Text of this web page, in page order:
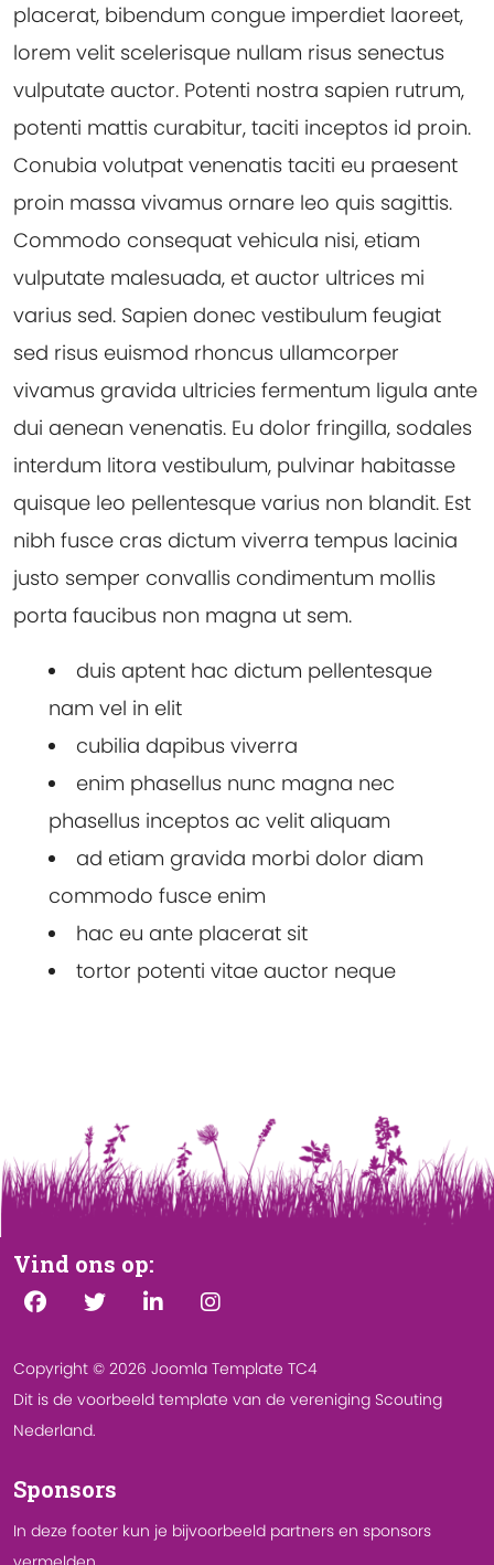
placerat, bibendum congue imperdiet laoreet,
lorem velit scelerisque nullam risus senectus
vulputate auctor. Potenti nostra sapien rutrum,
potenti mattis curabitur, taciti inceptos id proin.
Conubia volutpat venenatis taciti eu praesent
proin massa vivamus ornare leo quis sagittis.
Commodo consequat vehicula nisi, etiam
vulputate malesuada, et auctor ultrices mi
varius sed. Sapien donec vestibulum feugiat
sed risus euismod rhoncus ullamcorper
vivamus gravida ultricies fermentum ligula ante
dui aenean venenatis. Eu dolor fringilla, sodales
interdum litora vestibulum, pulvinar habitasse
quisque leo pellentesque varius non blandit. Est
nibh fusce cras dictum viverra tempus lacinia
justo semper convallis condimentum mollis
porta faucibus non magna ut sem.
duis aptent hac dictum pellentesque
nam vel in elit
cubilia dapibus viverra
enim phasellus nunc magna nec
phasellus inceptos ac velit aliquam
ad etiam gravida morbi dolor diam
commodo fusce enim
hac eu ante placerat sit
tortor potenti vitae auctor neque
Vind ons op:
Copyright © 2026 Joomla Template TC4
Dit is de voorbeeld template van de vereniging Scouting
Nederland.
Sponsors
In deze footer kun je bijvoorbeeld partners en sponsors